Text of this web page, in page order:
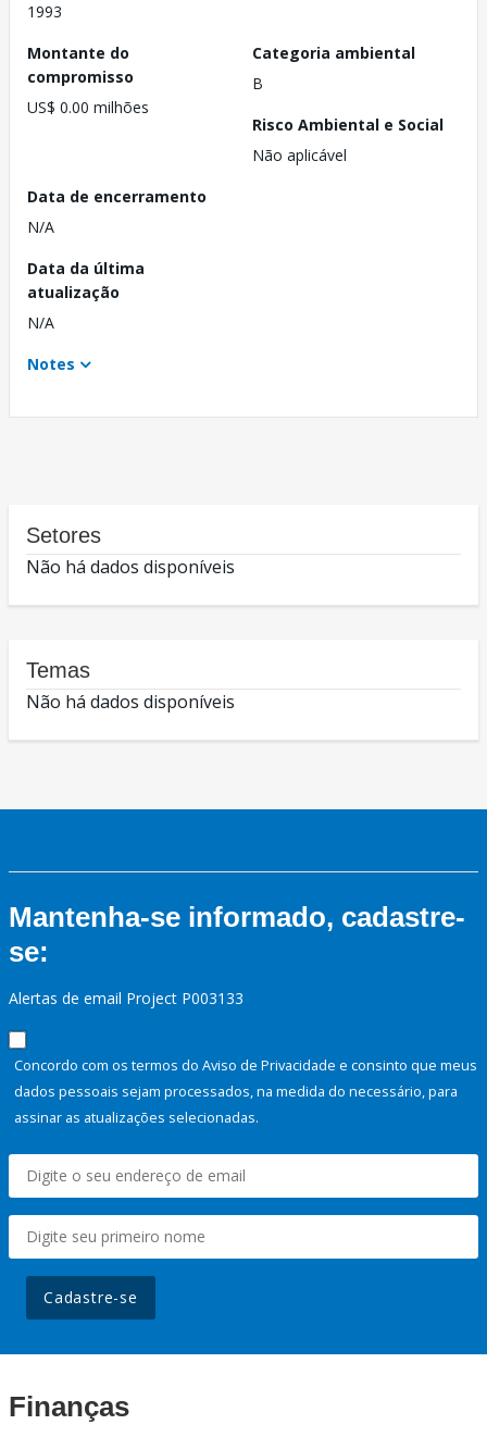
1993
Montante do
compromisso
US$ 0.00 milhões
Categoria ambiental
B
Risco Ambiental e Social
Não aplicável
Data de encerramento
N/A
Data da última
atualização
N/A
Notes
Setores
Não há dados disponíveis
Temas
Não há dados disponíveis
Mantenha-se informado, cadastre-
se:
Alertas de email Project P003133
Concordo com os termos do Aviso de Privacidade e consinto que meus
dados pessoais sejam processados, na medida do necessário, para
assinar as atualizações selecionadas.
Cadastre-se
Finanças